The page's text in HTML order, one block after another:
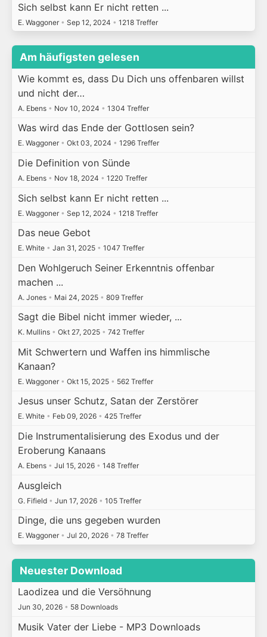
Sich selbst kann Er nicht retten ...
E. Waggoner • Sep 12, 2024 • 1218 Treffer
Am häufigsten gelesen
Wie kommt es, dass Du Dich uns offenbaren willst
und nicht der…
A. Ebens • Nov 10, 2024 • 1304 Treffer
Was wird das Ende der Gottlosen sein?
E. Waggoner • Okt 03, 2024 • 1296 Treffer
Die Definition von Sünde
A. Ebens • Nov 18, 2024 • 1220 Treffer
Sich selbst kann Er nicht retten ...
E. Waggoner • Sep 12, 2024 • 1218 Treffer
Das neue Gebot
E. White • Jan 31, 2025 • 1047 Treffer
Den Wohlgeruch Seiner Erkenntnis offenbar
machen ...
A. Jones • Mai 24, 2025 • 809 Treffer
Sagt die Bibel nicht immer wieder, ...
K. Mullins • Okt 27, 2025 • 742 Treffer
Mit Schwertern und Waffen ins himmlische
Kanaan?
E. Waggoner • Okt 15, 2025 • 562 Treffer
Jesus unser Schutz, Satan der Zerstörer
E. White • Feb 09, 2026 • 425 Treffer
Die Instrumentalisierung des Exodus und der
Eroberung Kanaans
A. Ebens • Jul 15, 2026 • 148 Treffer
Ausgleich
G. Fifield • Jun 17, 2026 • 105 Treffer
Dinge, die uns gegeben wurden
E. Waggoner • Jul 20, 2026 • 78 Treffer
Neuester Download
Laodizea und die Versöhnung
Jun 30, 2026 • 58 Downloads
Musik Vater der Liebe - MP3 Downloads